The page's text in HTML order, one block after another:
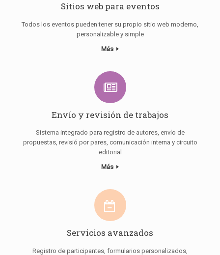
Sitios web para eventos
Todos los eventos pueden tener su propio sitio web moderno,
personalizable y simple
Más
Envío y revisión de trabajos
Sistema integrado para registro de autores, envío de
propuestas, revisió por pares, comunicación interna y circuito
editorial
Más
Servicios avanzados
Registro de participantes, formularios personalizados,